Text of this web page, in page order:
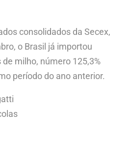
consolidados da Secex,
o Brasil já importou
milho, número 125,3%
período do ano anterior.